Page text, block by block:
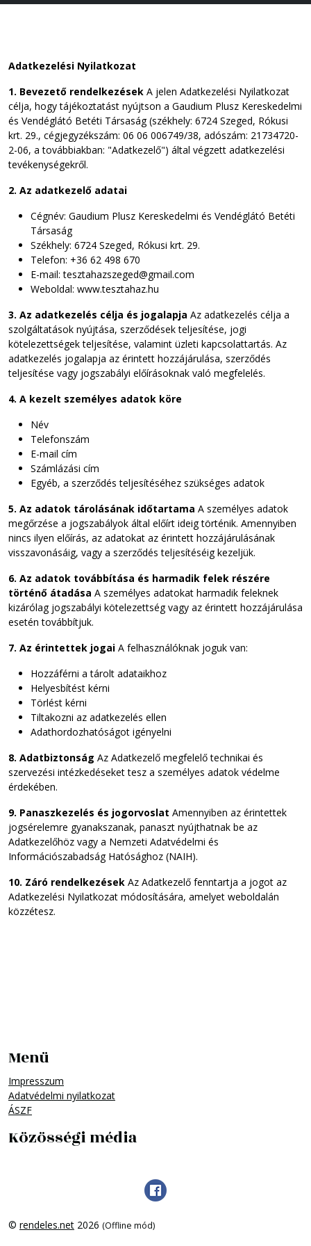
Adatkezelési Nyilatkozat
1. Bevezető rendelkezések A jelen Adatkezelési Nyilatkozat
célja, hogy tájékoztatást nyújtson a Gaudium Plusz Kereskedelmi
és Vendéglátó Betéti Társaság (székhely: 6724 Szeged, Rókusi
krt. 29., cégjegyzékszám: 06 06 006749/38, adószám: 21734720-
2-06, a továbbiakban: "Adatkezelő") által végzett adatkezelési
tevékenységekről.
2. Az adatkezelő adatai
Cégnév: Gaudium Plusz Kereskedelmi és Vendéglátó Betéti
Társaság
Székhely: 6724 Szeged, Rókusi krt. 29.
Telefon: +36 62 498 670
E-mail: tesztahazszeged@gmail.com
Weboldal: www.tesztahaz.hu
3. Az adatkezelés célja és jogalapja Az adatkezelés célja a
szolgáltatások nyújtása, szerződések teljesítése, jogi
kötelezettségek teljesítése, valamint üzleti kapcsolattartás. Az
adatkezelés jogalapja az érintett hozzájárulása, szerződés
teljesítése vagy jogszabályi előírásoknak való megfelelés.
4. A kezelt személyes adatok köre
Név
Telefonszám
E-mail cím
Számlázási cím
Egyéb, a szerződés teljesítéséhez szükséges adatok
5. Az adatok tárolásának időtartama A személyes adatok
megőrzése a jogszabályok által előírt ideig történik. Amennyiben
nincs ilyen előírás, az adatokat az érintett hozzájárulásának
visszavonásáig, vagy a szerződés teljesítéséig kezeljük.
6. Az adatok továbbítása és harmadik felek részére
történő átadása A személyes adatokat harmadik feleknek
kizárólag jogszabályi kötelezettség vagy az érintett hozzájárulása
esetén továbbítjuk.
7. Az érintettek jogai A felhasználóknak joguk van:
Hozzáférni a tárolt adataikhoz
Helyesbítést kérni
Törlést kérni
Tiltakozni az adatkezelés ellen
Adathordozhatóságot igényelni
8. Adatbiztonság Az Adatkezelő megfelelő technikai és
szervezési intézkedéseket tesz a személyes adatok védelme
érdekében.
9. Panaszkezelés és jogorvoslat Amennyiben az érintettek
jogsérelemre gyanakszanak, panaszt nyújthatnak be az
Adatkezelőhöz vagy a Nemzeti Adatvédelmi és
Információszabadság Hatósághoz (NAIH).
10. Záró rendelkezések Az Adatkezelő fenntartja a jogot az
Adatkezelési Nyilatkozat módosítására, amelyet weboldalán
közzétesz.
Menü
Impresszum
Adatvédelmi nyilatkozat
ÁSZF
Közösségi média
© rendeles.net 2026 (Offline mód)